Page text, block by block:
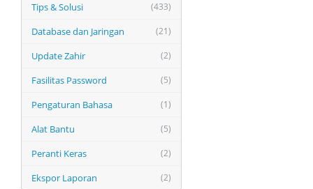
(433)
Tips & Solusi
(21)
Database dan Jaringan
(2)
Update Zahir
(5)
Fasilitas Password
(1)
Pengaturan Bahasa
(5)
Alat Bantu
(2)
Peranti Keras
(2)
Ekspor Laporan